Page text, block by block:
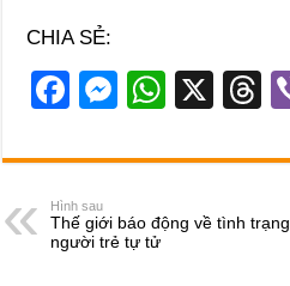
CHIA SẺ:
F
c
e
b
M
ss
n
W
at
A
X
T
e
d
Hình sau
Thế giới báo động về tình trạng
người trẻ tự tử